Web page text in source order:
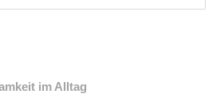
im Alltag